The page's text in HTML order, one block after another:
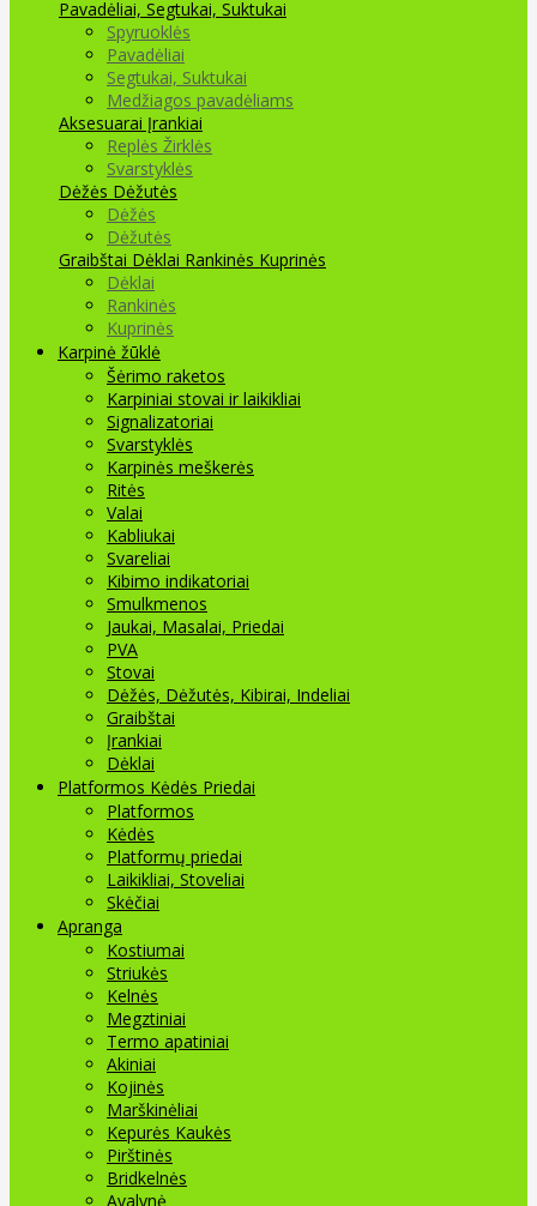
Pavadėliai, Segtukai, Suktukai
Spyruoklės
Pavadėliai
Segtukai, Suktukai
Medžiagos pavadėliams
Aksesuarai Įrankiai
Replės Žirklės
Svarstyklės
Dėžės Dėžutės
Dėžės
Dėžutės
Graibštai Dėklai Rankinės Kuprinės
Dėklai
Rankinės
Kuprinės
Karpinė žūklė
Šėrimo raketos
Karpiniai stovai ir laikikliai
Signalizatoriai
Svarstyklės
Karpinės meškerės
Ritės
Valai
Kabliukai
Svareliai
Kibimo indikatoriai
Smulkmenos
Jaukai, Masalai, Priedai
PVA
Stovai
Dėžės, Dėžutės, Kibirai, Indeliai
Graibštai
Įrankiai
Dėklai
Platformos Kėdės Priedai
Platformos
Kėdės
Platformų priedai
Laikikliai, Stoveliai
Skėčiai
Apranga
Kostiumai
Striukės
Kelnės
Megztiniai
Termo apatiniai
Akiniai
Kojinės
Marškinėliai
Kepurės Kaukės
Pirštinės
Bridkelnės
Avalynė